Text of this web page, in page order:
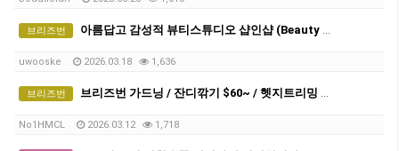
브리즈번 아름답고 감성적 뷰티스튜디오 샵인샵 (Beauty Studio Rental )
uwooske 2026.03.18 1,636
브리즈번 브리즈번 가드닝 / 잔디깎기 $60~ / 헷지트리밍 / 터프 시공
No1HMCL 2026.03.12 1,718